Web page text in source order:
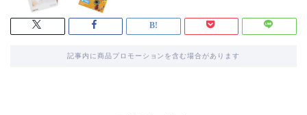
記事内に商品プロモーションを含む場合があります